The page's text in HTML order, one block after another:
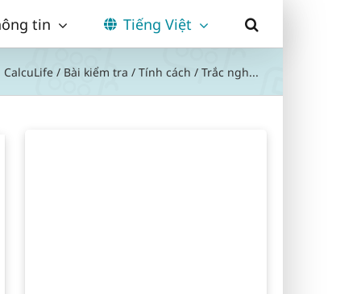
tin Tiếng Việt
CalcuLife / Bài kiểm tra / Tính cách / Trắc ngh...